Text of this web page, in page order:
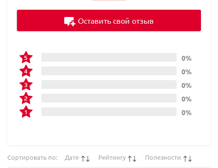
0%
0%
0%
0%
0%
Оставить свой отзыв
Сортировать по: Дате Рейтингу Полезности